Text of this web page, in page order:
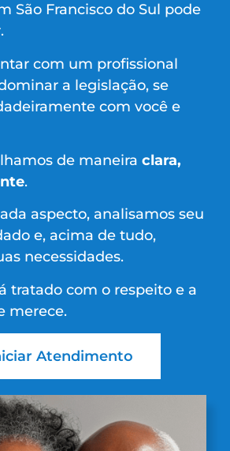
São Francisco do Sul pode
com um profissional
a legislação, se
com você e
de maneira clara,
.
aspecto, analisamos seu
e, acima de tudo,
necessidades.
tratado com o respeito e a
merece.
Atendimento